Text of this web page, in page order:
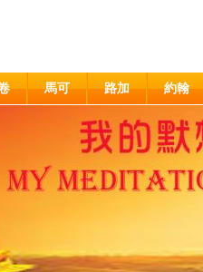
馬可 路加 約翰